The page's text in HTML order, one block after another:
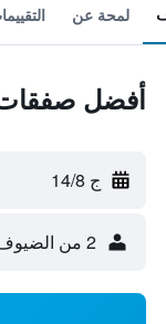
لمحة عن
أفضل صفقات
ج 14/8
2 من الضيوف، غرفة واحدة